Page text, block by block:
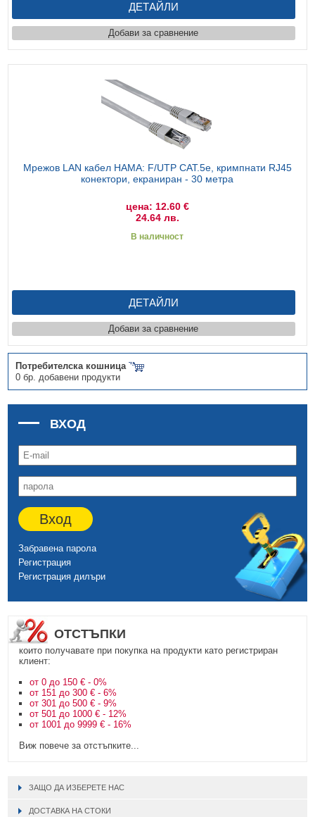
ДЕТАЙЛИ
Добави за сравнение
Мрежов LAN кабел HAMA: F/UTP CAT.5e, кримпнати RJ45
конектори, екраниран - 30 метра
цена: 12.60 €
24.64 лв.
В наличност
ДЕТАЙЛИ
Добави за сравнение
Потребителска кошница
0 бр. добавени продукти
ВХОД
Вход
Забравена парола
Регистрация
Регистрация дилъри
ОТСТЪПКИ
които получавате при покупка на продукти като регистриран
клиент:
от 0 до 150 € - 0%
от 151 до 300 € - 6%
от 301 до 500 € - 9%
от 501 до 1000 € - 12%
от 1001 до 9999 € - 16%
Виж повече за отстъпките...
ЗАЩО ДА ИЗБЕРЕТЕ НАС
ДОСТАВКА НА СТОКИ